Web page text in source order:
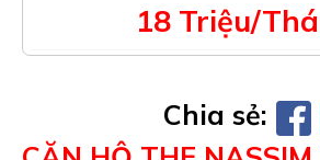
18 Triệu/
Chia sẻ: